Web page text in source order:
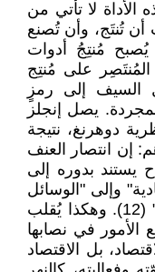
الأداة لا تأتي من
تُنتَج، وأن تُصنع
يُصبح مُنتِجُ أدوات
المُنتَصِر على مُنتِج
يتحول السيف إلى رمزٍ
يصل إنجلز
دوهرنغ، نتيجة
إن انتصار العنف
يستند بدوره إلى
وإلى "الوسائل
المادية المتوفرة تحت تصرف العنف" (12). وهكذا يُقلب
الأمور في نصابها
بل الاقتصاد